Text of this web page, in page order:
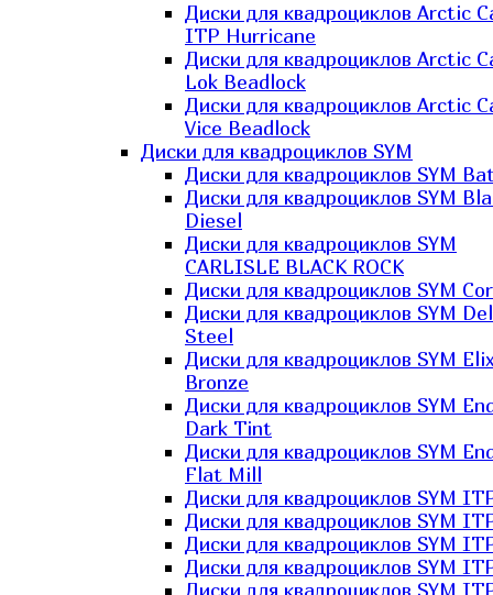
Диски для квадроциклов Arctic
ITP Hurricane
Диски для квадроциклов Arctic
Lok Beadlock
Диски для квадроциклов Arctic
Vice Beadlock
Диски для квадроциклов SYM
Диски для квадроциклов SYM
Диски для квадроциклов SYM
Diesel
Диски для квадроциклов SYM
CARLISLE BLACK ROCK
Диски для квадроциклов SYM
Диски для квадроциклов SYM
Steel
Диски для квадроциклов SYM
Bronze
Диски для квадроциклов SYM
Dark Tint
Диски для квадроциклов SYM
Flat Mill
Диски для квадроциклов SYM
Диски для квадроциклов SYM
Диски для квадроциклов SYM
Диски для квадроциклов SYM
Диски для квадроциклов SYM